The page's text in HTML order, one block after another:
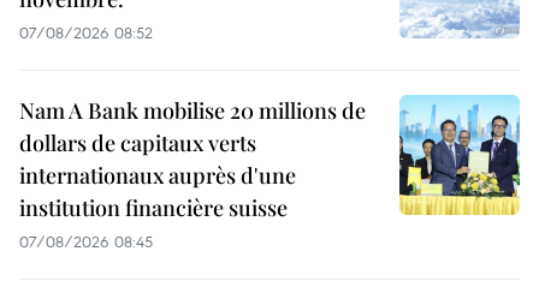
07/08/2026 08:52
Nam A Bank mobilise 20 millions de
dollars de capitaux verts
internationaux auprès d'une
institution financière suisse
07/08/2026 08:45